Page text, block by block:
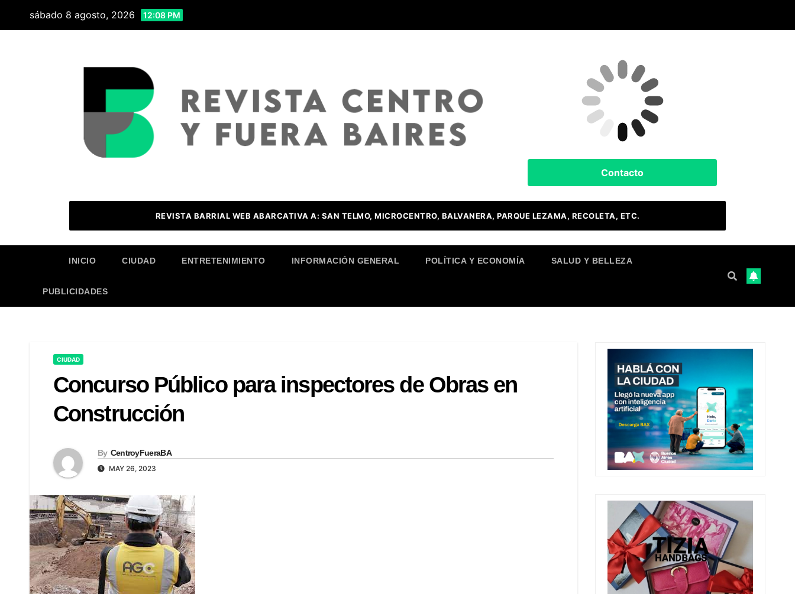
sábado 8 agosto, 2026 12:08 PM
Buenos Aires, AR
11°C
Nubes
Contacto
REVISTA BARRIAL WEB ABARCATIVA A: SAN TELMO, MICROCENTRO, BALVANERA, PARQUE LEZAMA, RECOLETA, ETC.
INICIO CIUDAD ENTRETENIMIENTO INFORMACIÓN GENERAL POLÍTICA Y ECONOMÍA SALUD Y BELLEZA
PUBLICIDADES
CIUDAD
Concurso Público para inspectores de Obras en
Construcción
By CentroyFueraBA
MAY 26, 2023